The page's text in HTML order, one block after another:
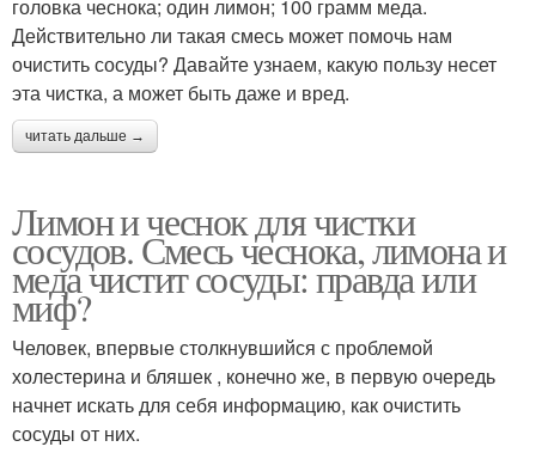
головка чеснока; один лимон; 100 грамм меда.
Действительно ли такая смесь может помочь нам
очистить сосуды? Давайте узнаем, какую пользу несет
эта чистка, а может быть даже и вред.
читать дальше →
Лимон и чеснок для чистки
сосудов. Смесь чеснока, лимона и
меда чистит сосуды: правда или
миф?
Человек, впервые столкнувшийся с проблемой
холестерина и бляшек , конечно же, в первую очередь
начнет искать для себя информацию, как очистить
сосуды от них.